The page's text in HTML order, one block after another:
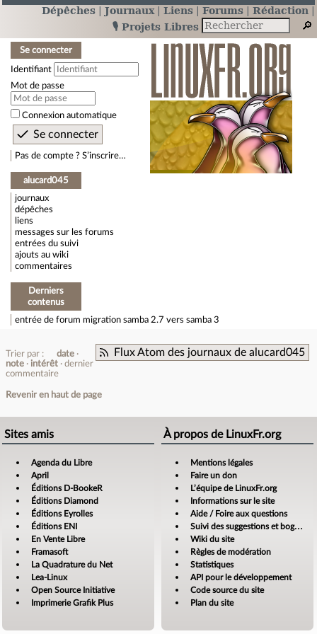
Dépêches Journaux Liens Forums
Rédaction
🎙️ Projets Libres
Se connecter
Identifiant
Mot de passe
Connexion automatique
Pas de compte ? S’inscrire…
alucard045
journaux
dépêches
liens
messages sur les forums
entrées du suivi
ajouts au wiki
commentaires
Derniers
contenus
entrée de forum migration samba 2.7 vers samba 3
Flux Atom des journaux de alucard045
Trier par :
date
note
intérêt
dernier
commentaire
Revenir en haut de page
Sites amis
Agenda du Libre
April
Éditions D-BookeR
Éditions Diamond
Éditions Eyrolles
Éditions ENI
En Vente Libre
Framasoft
La Quadrature du Net
Lea-Linux
Open Source Initiative
Imprimerie Grafik Plus
À propos de LinuxFr.org
Mentions légales
Faire un don
L’équipe de LinuxFr.org
Informations sur le site
Aide / Foire aux questions
Suivi des suggestions et bogues
Wiki du site
Règles de modération
Statistiques
API pour le développement
Code source du site
Plan du site